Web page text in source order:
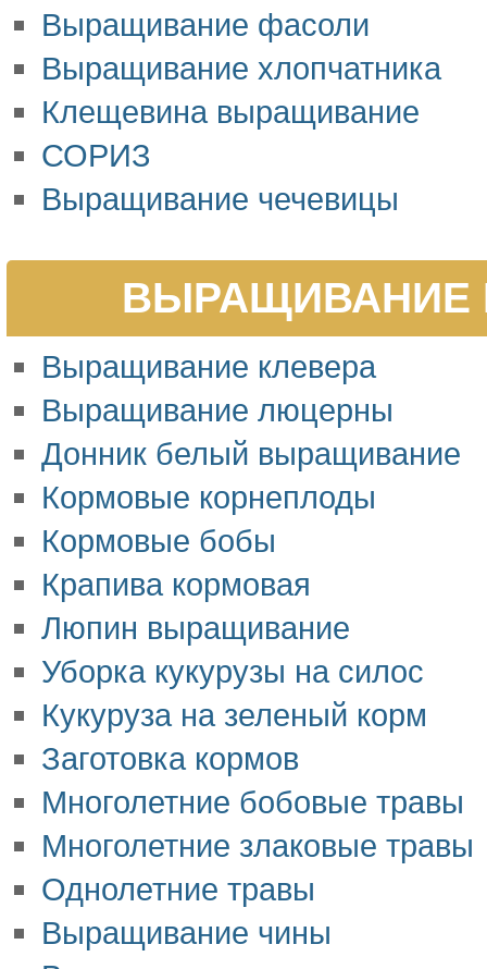
Выращивание фасоли
Выращивание хлопчатника
Клещевина выращивание
СОРИЗ
Выращивание чечевицы
ВЫРАЩИВАНИЕ
Выращивание клевера
Выращивание люцерны
Донник белый выращивание
Кормовые корнеплоды
Кормовые бобы
Крапива кормовая
Люпин выращивание
Уборка кукурузы на силос
Кукуруза на зеленый корм
Заготовка кормов
Многолетние бобовые травы
Многолетние злаковые травы
Однолетние травы
Выращивание чины